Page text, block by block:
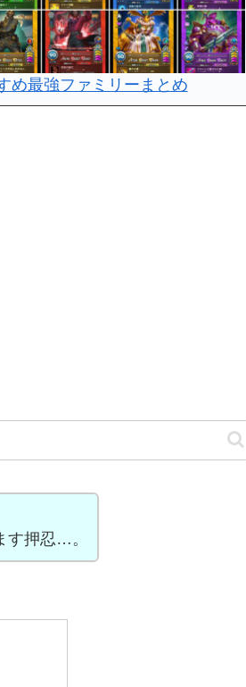
め最強ファミリーまとめ
す押忍…。